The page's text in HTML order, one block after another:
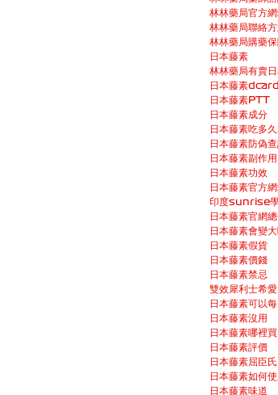
林林藥局官方
林林藥局聯絡
林林藥局購藥
日本藤素
林林藥局有賣
日本藤素dcard
日本藤素PTT
日本藤素成分
日本藤素吃多
日本藤素防偽
日本藤素副作用
日本藤素功效
日本藤素官方
印度sunrise
日本藤素官網
日本藤素會變大
日本藤素假貨
日本藤素價錢
日本藤素禁忌
雙效犀利士希
日本藤素可以
日本藤素沒用
日本藤素哪裡買
日本藤素評價
日本藤素屈臣氏
日本藤素如何使
日本藤素味道